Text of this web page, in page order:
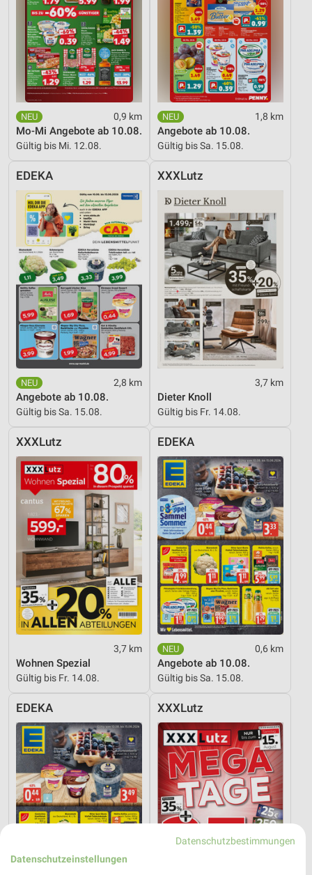
0,9 km
Mo-Mi Angebote ab 10.08.
Gültig bis Mi. 12.08.
1,8 km
Angebote ab 10.08.
Gültig bis Sa. 15.08.
EDEKA
2,8 km
Angebote ab 10.08.
Gültig bis Sa. 15.08.
XXXLutz
3,7 km
Dieter Knoll
Gültig bis Fr. 14.08.
XXXLutz
3,7 km
Wohnen Spezial
Gültig bis Fr. 14.08.
EDEKA
0,6 km
Angebote ab 10.08.
Gültig bis Sa. 15.08.
EDEKA XXXLutz
Datenschutzbestimmungen
Datenschutzeinstellungen